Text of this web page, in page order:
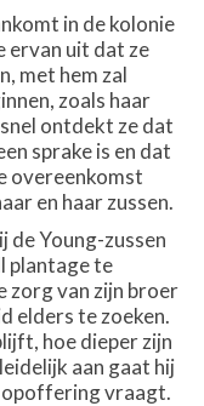
in de kolonie
ervan uit dat ze
met hem zal
zoals haar
ontdekt ze dat
sprake is en dat
overeenkomst
en haar zussen.
de Young-zussen
plantage te
zorg van zijn broer
elders te zoeken.
hoe dieper zijn
aan gaat hij
opoffering vraagt.